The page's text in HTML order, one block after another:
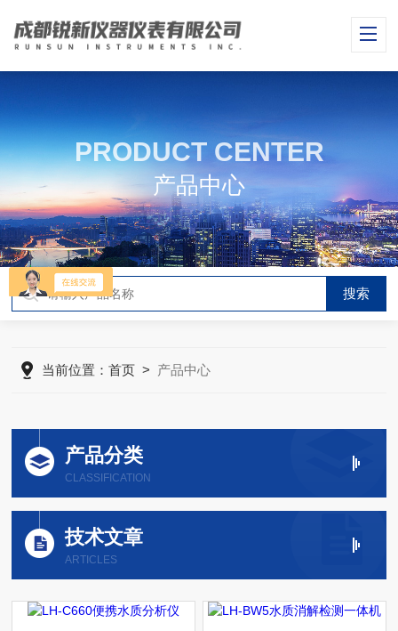
PRODUCT CENTER
产品中心
当前位置：首页 > 产品中心
产品分类
CLASSIFICATION
技术文章
ARTICLES